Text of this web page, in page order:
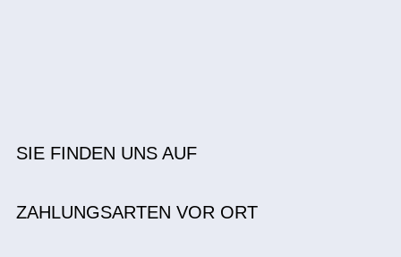
SIE FINDEN UNS AUF
ZAHLUNGSARTEN VOR ORT